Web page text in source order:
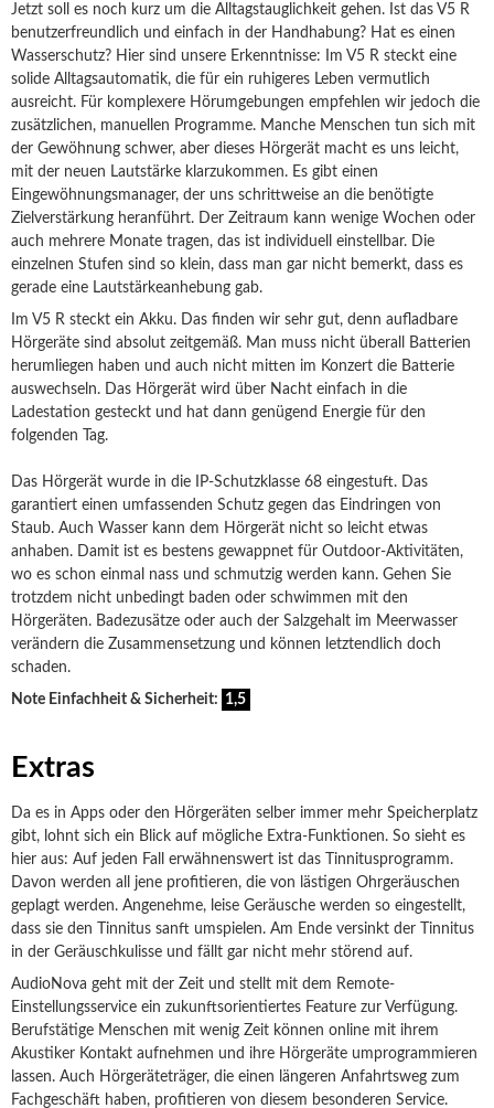
Jetzt soll es noch kurz um die Alltagstauglichkeit gehen. Ist das V5 R
benutzerfreundlich und einfach in der Handhabung? Hat es einen
Wasserschutz? Hier sind unsere Erkenntnisse: Im V5 R steckt eine
solide Alltagsautomatik, die für ein ruhigeres Leben vermutlich
ausreicht. Für komplexere Hörumgebungen empfehlen wir jedoch die
zusätzlichen, manuellen Programme. Manche Menschen tun sich mit
der Gewöhnung schwer, aber dieses Hörgerät macht es uns leicht,
mit der neuen Lautstärke klarzukommen. Es gibt einen
Eingewöhnungsmanager, der uns schrittweise an die benötigte
Zielverstärkung heranführt. Der Zeitraum kann wenige Wochen oder
auch mehrere Monate tragen, das ist individuell einstellbar. Die
einzelnen Stufen sind so klein, dass man gar nicht bemerkt, dass es
gerade eine Lautstärkeanhebung gab.
Im V5 R steckt ein Akku. Das finden wir sehr gut, denn aufladbare
Hörgeräte sind absolut zeitgemäß. Man muss nicht überall Batterien
herumliegen haben und auch nicht mitten im Konzert die Batterie
auswechseln. Das Hörgerät wird über Nacht einfach in die
Ladestation gesteckt und hat dann genügend Energie für den
folgenden Tag.
Das Hörgerät wurde in die IP-Schutzklasse 68 eingestuft. Das
garantiert einen umfassenden Schutz gegen das Eindringen von
Staub. Auch Wasser kann dem Hörgerät nicht so leicht etwas
anhaben. Damit ist es bestens gewappnet für Outdoor-Aktivitäten,
wo es schon einmal nass und schmutzig werden kann. Gehen Sie
trotzdem nicht unbedingt baden oder schwimmen mit den
Hörgeräten. Badezusätze oder auch der Salzgehalt im Meerwasser
verändern die Zusammensetzung und können letztendlich doch
schaden.
Note Einfachheit & Sicherheit: 1,5
Extras
Da es in Apps oder den Hörgeräten selber immer mehr Speicherplatz
gibt, lohnt sich ein Blick auf mögliche Extra-Funktionen. So sieht es
hier aus: Auf jeden Fall erwähnenswert ist das Tinnitusprogramm.
Davon werden all jene profitieren, die von lästigen Ohrgeräuschen
geplagt werden. Angenehme, leise Geräusche werden so eingestellt,
dass sie den Tinnitus sanft umspielen. Am Ende versinkt der Tinnitus
in der Geräuschkulisse und fällt gar nicht mehr störend auf.
AudioNova geht mit der Zeit und stellt mit dem Remote-
Einstellungsservice ein zukunftsorientiertes Feature zur Verfügung.
Berufstätige Menschen mit wenig Zeit können online mit ihrem
Akustiker Kontakt aufnehmen und ihre Hörgeräte umprogrammieren
lassen. Auch Hörgeräteträger, die einen längeren Anfahrtsweg zum
Fachgeschäft haben, profitieren von diesem besonderen Service.